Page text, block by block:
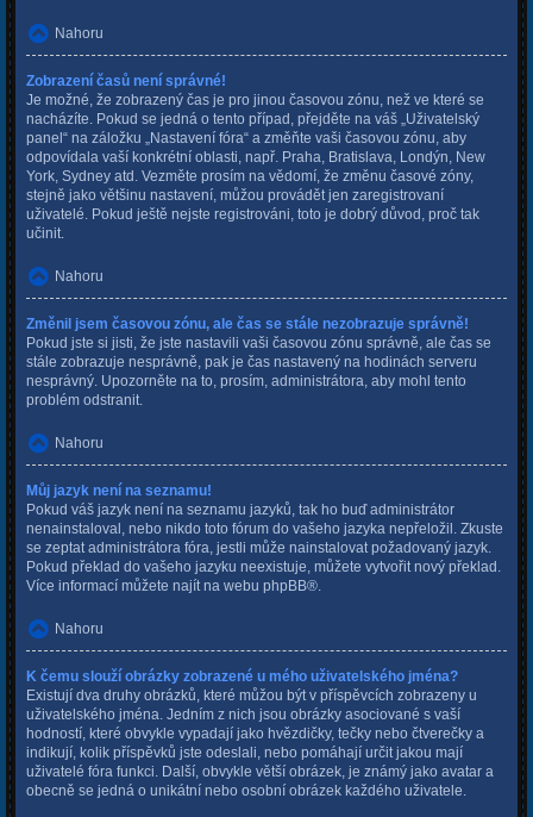
Nahoru
Zobrazení časů není správné!
Je možné, že zobrazený čas je pro jinou časovou zónu, než ve které se
nacházíte. Pokud se jedná o tento případ, přejděte na váš „Uživatelský
panel“ na záložku „Nastavení fóra“ a změňte vaši časovou zónu, aby
odpovídala vaší konkrétní oblasti, např. Praha, Bratislava, Londýn, New
York, Sydney atd. Vezměte prosím na vědomí, že změnu časové zóny,
stejně jako většinu nastavení, můžou provádět jen zaregistrovaní
uživatelé. Pokud ještě nejste registrováni, toto je dobrý důvod, proč tak
učinit.
Nahoru
Změnil jsem časovou zónu, ale čas se stále nezobrazuje správně!
Pokud jste si jisti, že jste nastavili vaši časovou zónu správně, ale čas se
stále zobrazuje nesprávně, pak je čas nastavený na hodinách serveru
nesprávný. Upozorněte na to, prosím, administrátora, aby mohl tento
problém odstranit.
Nahoru
Můj jazyk není na seznamu!
Pokud váš jazyk není na seznamu jazyků, tak ho buď administrátor
nenainstaloval, nebo nikdo toto fórum do vašeho jazyka nepřeložil. Zkuste
se zeptat administrátora fóra, jestli může nainstalovat požadovaný jazyk.
Pokud překlad do vašeho jazyku neexistuje, můžete vytvořit nový překlad.
Více informací můžete najít na webu phpBB®.
Nahoru
K čemu slouží obrázky zobrazené u mého uživatelského jména?
Existují dva druhy obrázků, které můžou být v příspěvcích zobrazeny u
uživatelského jména. Jedním z nich jsou obrázky asociované s vaší
hodností, které obvykle vypadají jako hvězdičky, tečky nebo čtverečky a
indikují, kolik příspěvků jste odeslali, nebo pomáhají určit jakou mají
uživatelé fóra funkci. Další, obvykle větší obrázek, je známý jako avatar a
obecně se jedná o unikátní nebo osobní obrázek každého uživatele.